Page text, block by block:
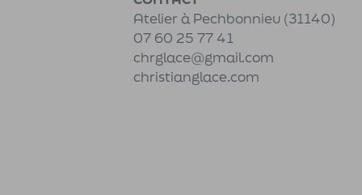
Atelier à Pechbonnieu (31140)
07 60 25 77 41
chrglace@gmail.com
christianglace.com